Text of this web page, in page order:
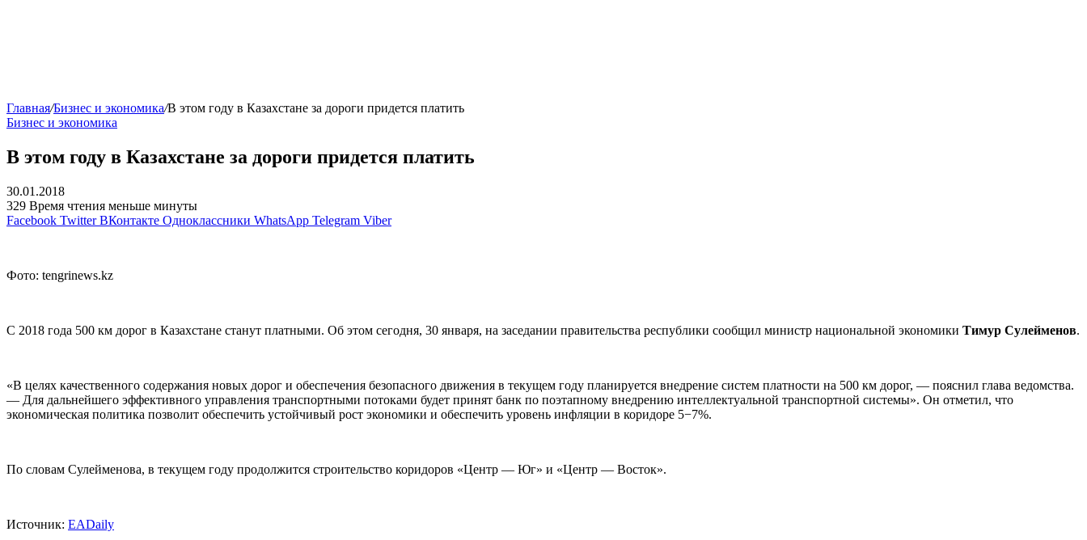
Главная/Бизнес и экономика/В этом году в Казахстане за дороги придется платить
Бизнес и экономика
В этом году в Казахстане за дороги придется платить
30.01.2018
329 Время чтения меньше минуты
Facebook Twitter ВКонтакте Одноклассники WhatsApp Telegram Viber
Фото: tengrinews.kz
С 2018 года 500 км дорог в Казахстане станут платными. Об этом сегодня, 30 января, на заседании правительства республики сообщил министр национальной экономики Тимур Сулейменов.
«В целях качественного содержания новых дорог и обеспечения безопасного движения в текущем году планируется внедрение систем платности на 500 км дорог, — пояснил глава ведомства.
— Для дальнейшего эффективного управления транспортными потоками будет принят банк по поэтапному внедрению интеллектуальной транспортной системы». Он отметил, что
экономическая политика позволит обеспечить устойчивый рост экономики и обеспечить уровень инфляции в коридоре 5−7%.
По словам Сулейменова, в текущем году продолжится строительство коридоров «Центр — Юг» и «Центр — Восток».
Источник: EADaily